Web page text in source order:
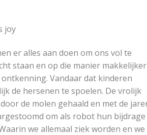
er alles aan doen om ons vol te
staan en op die manier makkelijker
Vandaar dat kinderen
de hersenen te spoelen. De vrolijk
de molen gehaald en met de
om als robot hun bijdrage
we allemaal ziek worden en we